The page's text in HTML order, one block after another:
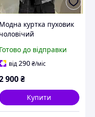
Модна куртка пуховик
чоловічий
Готово до відправки
від290₴/міс
900₴
Купити